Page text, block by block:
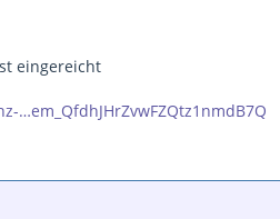
eingereicht
…em_QfdhJHrZvwFZQtz1nmdB7Q